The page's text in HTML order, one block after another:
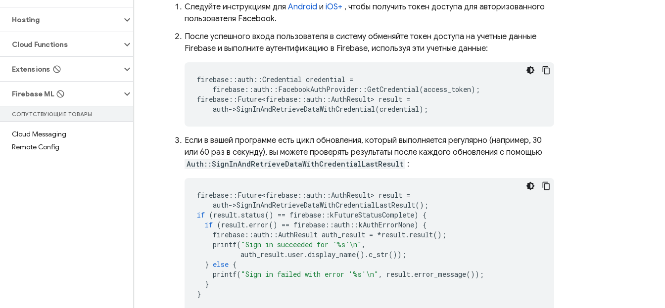
Hosting
Cloud Functions
Extensions
Firebase ML
СОПУТСТВУЮЩИЕ ТОВАРЫ
Cloud Messaging
Remote Config
Следуйте инструкциям для Android и iOS+ , чтобы получить токен доступа для авторизованного
пользователя Facebook.
После успешного входа пользователя в систему обменяйте токен доступа на учетные данные
Firebase и выполните аутентификацию в Firebase, используя эти учетные данные:
firebase ::auth ::Credential credential =
firebase ::auth :: FacebookAuthProvider ::GetCredential(access_token);
firebase :: Future<firebase ::auth ::AuthResult> result =
auth->SignInAndRetrieveDataWithCredential(credential);
Если в вашей программе есть цикл обновления, который выполняется регулярно (например, 30
или 60 раз в секунду), вы можете проверять результаты после каждого обновления с помощью
Auth::SignInAndRetrieveDataWithCredentialLastResult :
firebase :: Future<firebase ::auth ::AuthResult> result =
auth->SignInAndRetrieveDataWithCredentialLastResult();
if (result. status() == firebase ::kFutureStatusComplete)
{
if (result. error() == firebase ::auth ::kAuthErrorNone)
{
firebase ::auth ::AuthResult auth_result = *result. result();
printf( "Sign in succeeded for `%s`\n" ,
auth_result.user .display_name().c_str());
} else {
printf( "Sign in failed with error '%s' \n" , result. error_message());
}
}